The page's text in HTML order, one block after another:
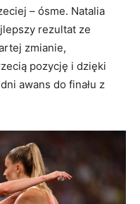
– ósme. Natalia
rezultat ze
zmianie,
pozycję i dzięki
awans do finału z